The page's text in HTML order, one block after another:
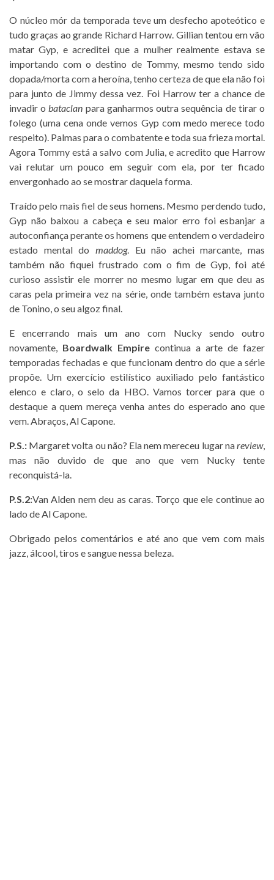
O núcleo mór da temporada teve um desfecho apoteótico e
tudo graças ao grande Richard Harrow. Gillian tentou em vão
matar Gyp, e acreditei que a mulher realmente estava se
importando com o destino de Tommy, mesmo tendo sido
dopada/morta com a heroína, tenho certeza de que ela não foi
para junto de Jimmy dessa vez. Foi Harrow ter a chance de
invadir obataclan para ganharmos outra sequência de tirar o
folego (uma cena onde vemos Gyp com medo merece todo
respeito). Palmas para o combatente e toda sua frieza mortal.
Agora Tommy está a salvo com Julia, e acredito que Harrow
vai relutar um pouco em seguir com ela, por ter ficado
envergonhado ao se mostrar daquela forma.
Traído pelo mais fiel de seus homens. Mesmo perdendo tudo,
Gyp não baixou a cabeça e seu maior erro foi esbanjar a
autoconfiança perante os homens que entendem o verdadeiro
estado mental do maddog. Eu não achei marcante, mas
também não fiquei frustrado com o fim de Gyp, foi até
curioso assistir ele morrer no mesmo lugar em que deu as
caras pela primeira vez na série, onde também estava junto
de Tonino, o seu algoz final.
E encerrando mais um ano com Nucky sendo outro
novamente, Boardwalk Empire continua a arte de fazer
temporadas fechadas e que funcionam dentro do que a série
propõe. Um exercício estilístico auxiliado pelo fantástico
elenco e claro, o selo da HBO. Vamos torcer para que o
destaque a quem mereça venha antes do esperado ano que
vem. Abraços, Al Capone.
P.S.: Margaret volta ou não? Ela nem mereceu lugar nareview,
mas não duvido de que ano que vem Nucky tente
reconquistá-la.
P.S.2:Van Alden nem deu as caras. Torço que ele continue ao
lado de Al Capone.
Obrigado pelos comentários e até ano que vem com mais
jazz, álcool, tiros e sangue nessa beleza.